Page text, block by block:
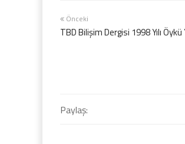
Önceki
TBD Bilişim Dergisi 1998 Yılı Öykü
Paylaş: